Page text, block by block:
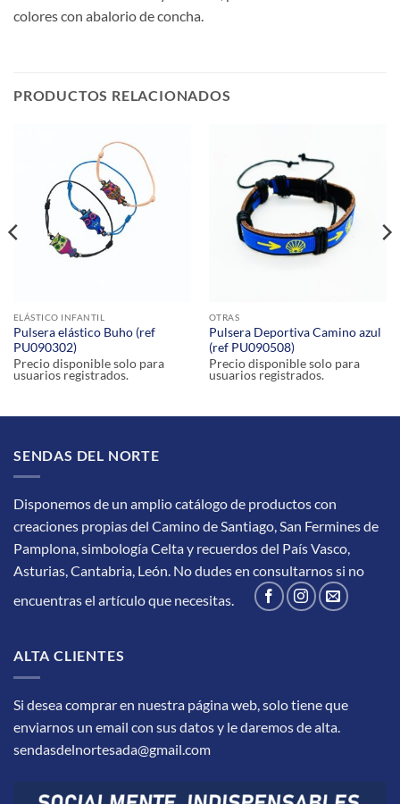
colores con abalorio de concha.
PRODUCTOS RELACIONADOS
ELÁSTICO INFANTIL
Pulsera elástico Buho (ref
PU090302)
Precio disponible solo para
usuarios registrados.
OTRAS
Pulsera Deportiva Camino azul
(ref PU090508)
Precio disponible solo para
usuarios registrados.
SENDAS DEL NORTE
Disponemos de un amplio catálogo de productos con
creaciones propias del Camino de Santiago, San Fermines de
Pamplona, simbología Celta y recuerdos del País Vasco,
Asturias, Cantabria, León. No dudes en consultarnos si no
encuentras el artículo que necesitas.
ALTA CLIENTES
Si desea comprar en nuestra página web, solo tiene que
enviarnos un email con sus datos y le daremos de alta.
sendasdelnortesada@gmail.com